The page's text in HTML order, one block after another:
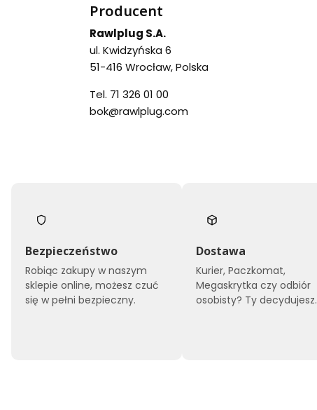
Producent
Rawlplug S.A.
ul. Kwidzyńska 6
51-416 Wrocław, Polska
Tel. 71 326 01 00
bok@rawlplug.com
Bezpieczeństwo
Robiąc zakupy w naszym
sklepie online, możesz czuć
się w pełni bezpieczny.
Dostawa
Kurier, Paczkomat,
Megaskrytka czy odbiór
osobisty? Ty decydujesz.